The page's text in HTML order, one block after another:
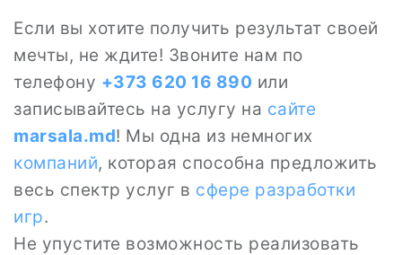
Если вы хотите получить результат своей
мечты, не ждите! Звоните нам по
телефону +373 620 16 890 или
записывайтесь на услугу на сайте
marsala.md! Мы одна из немногих
компаний, которая способна предложить
весь спектр услуг в сфере разработки
игр.
Не упустите возможность реализовать